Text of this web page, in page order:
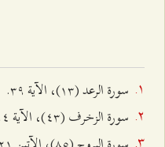
سورة الرعد (۱٣)، الآية ٣٩.
سورة الزخرف (٤٣)، الآية ٤.